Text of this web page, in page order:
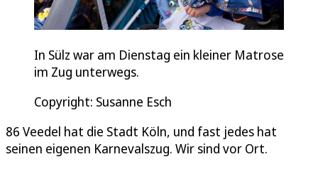
In Sülz war am Dienstag ein kleiner Matrose
im Zug unterwegs.
Copyright: Susanne Esch
86 Veedel hat die Stadt Köln, und fast jedes hat
seinen eigenen Karnevalszug. Wir sind vor Ort.